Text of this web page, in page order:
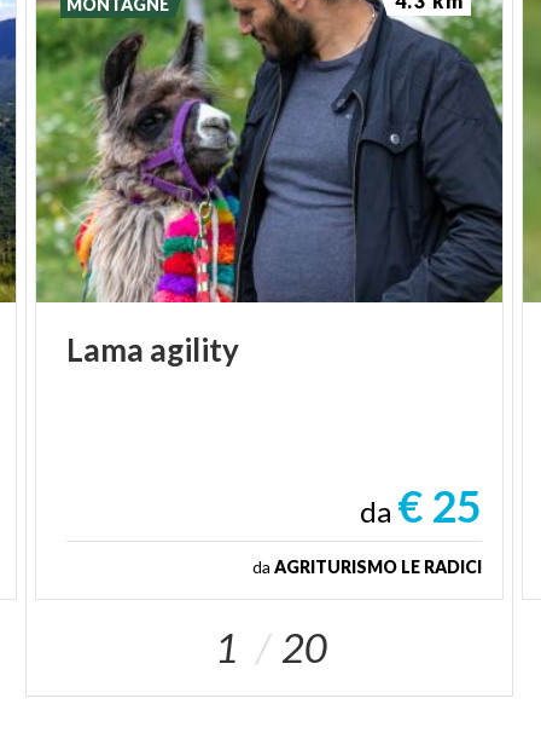
Lama agility
da € 25
da AGRITURISMO LE RADICI
1 20